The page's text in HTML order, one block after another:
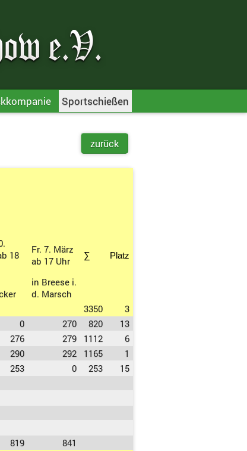
Sportschießen
zurück
18
Fr. 7. März
ab 17 Uhr
∑ Platz
in Breese i.
d. Marsch
3350 3
0 270 820 13
276 279 1112 6
290 292 1165 1
253 0 253 15
819 841